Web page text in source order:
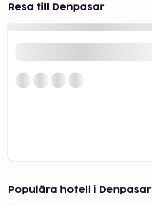
Resa till Denpasar
Populära hotell i Denpasar